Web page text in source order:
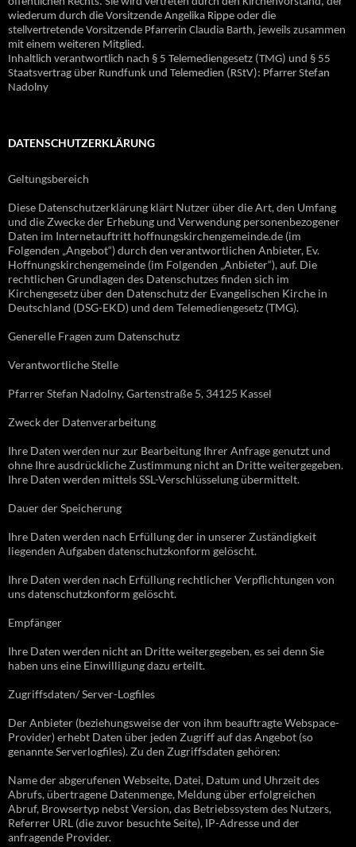
wiederum durch die Vorsitzende Angelika Rippe oder die
stellvertretende Vorsitzende Pfarrerin Claudia Barth, jeweils zusammen
mit einem weiteren Mitglied.
Inhaltlich verantwortlich nach § 5 Telemediengesetz (TMG) und § 55
Staatsvertrag über Rundfunk und Telemedien (RStV): Pfarrer Stefan
Nadolny
DATENSCHUTZERKLÄRUNG
Geltungsbereich
Diese Datenschutzerklärung klärt Nutzer über die Art, den Umfang
und die Zwecke der Erhebung und Verwendung personenbezogener
Daten im Internetauftritt hoffnungskirchengemeinde.de (im
Folgenden „Angebot“) durch den verantwortlichen Anbieter, Ev.
Hoffnungskirchengemeinde (im Folgenden „Anbieter“), auf. Die
rechtlichen Grundlagen des Datenschutzes finden sich im
Kirchengesetz über den Datenschutz der Evangelischen Kirche in
Deutschland (DSG-EKD) und dem Telemediengesetz (TMG).
Generelle Fragen zum Datenschutz
Verantwortliche Stelle
Pfarrer Stefan Nadolny, Gartenstraße 5, 34125 Kassel
Zweck der Datenverarbeitung
Ihre Daten werden nur zur Bearbeitung Ihrer Anfrage genutzt und
ohne Ihre ausdrückliche Zustimmung nicht an Dritte weitergegeben.
Ihre Daten werden mittels SSL-Verschlüsselung übermittelt.
Dauer der Speicherung
Ihre Daten werden nach Erfüllung der in unserer Zuständigkeit
liegenden Aufgaben datenschutzkonform gelöscht.
Ihre Daten werden nach Erfüllung rechtlicher Verpflichtungen von
uns datenschutzkonform gelöscht.
Empfänger
Ihre Daten werden nicht an Dritte weitergegeben, es sei denn Sie
haben uns eine Einwilligung dazu erteilt.
Zugriffsdaten/ Server-Logfiles
Der Anbieter (beziehungsweise der von ihm beauftragte Webspace-
Provider) erhebt Daten über jeden Zugriff auf das Angebot (so
genannte Serverlogfiles). Zu den Zugriffsdaten gehören:
Name der abgerufenen Webseite, Datei, Datum und Uhrzeit des
Abrufs, übertragene Datenmenge, Meldung über erfolgreichen
Abruf, Browsertyp nebst Version, das Betriebssystem des Nutzers,
Referrer URL (die zuvor besuchte Seite), IP-Adresse und der
anfragende Provider.